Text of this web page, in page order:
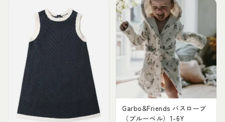
Garbo&Friends バスローブ
（ブルーベル）1-6Y